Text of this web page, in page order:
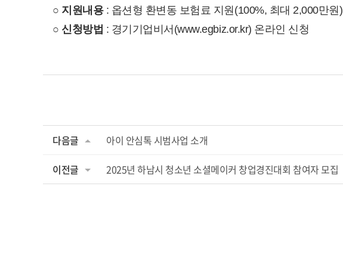
○ 지원내용: 옵션형 환변동 보험료 지원(100%, 최대 2,000만원)
○ 신청방법 : 경기기업비서(www.egbiz.or.kr) 온라인 신청
다음글 아이 안심톡 시범사업 소개
이전글 2025년 하남시 청소년 소셜메이커 창업경진대회 참여자 모집